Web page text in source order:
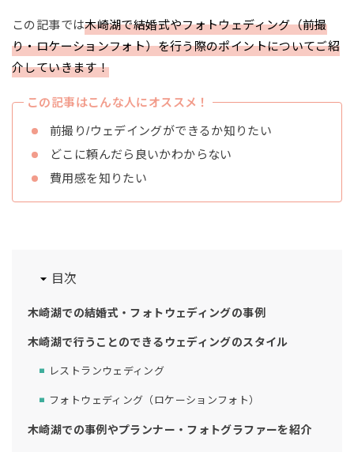
この記事では木崎湖で結婚式やフォトウェディング（前撮
り・ロケーションフォト）を行う際のポイントについてご紹
介していきます！
この記事はこんな人にオススメ！
前撮り/ウェデイングができるか知りたい
どこに頼んだら良いかわからない
費用感を知りたい
目次
木崎湖での結婚式・フォトウェディングの事例
木崎湖で行うことのできるウェディングのスタイル
レストランウェディング
フォトウェディング（ロケーションフォト）
木崎湖での事例やプランナー・フォトグラファーを紹介